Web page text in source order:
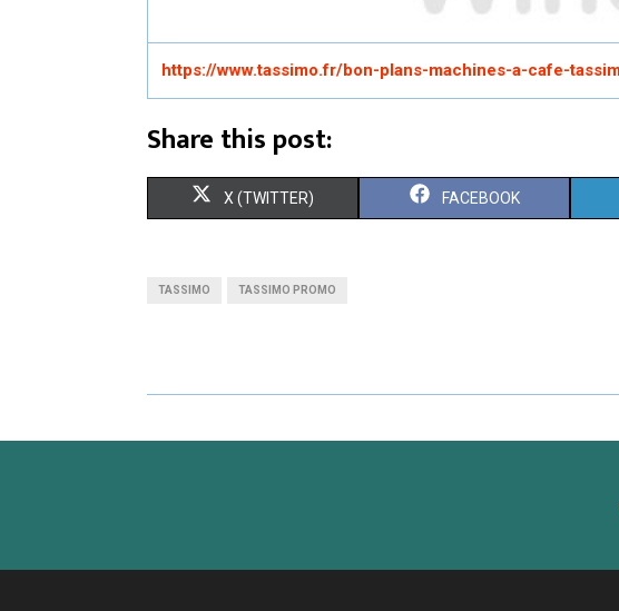
https://www.tassimo.fr/bon-plans-machines-a-cafe-
Share this post:
S
O
N
X (TWITTER) S
O
N
FACEBOOK
TASSIMO TASSIMO PROMO